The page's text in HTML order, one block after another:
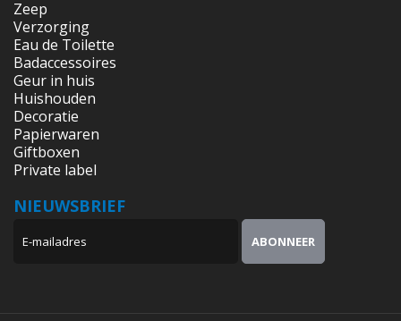
Zeep
Verzorging
Eau de Toilette
Badaccessoires
Geur in huis
Huishouden
Decoratie
Papierwaren
Giftboxen
Private label
NIEUWSBRIEF